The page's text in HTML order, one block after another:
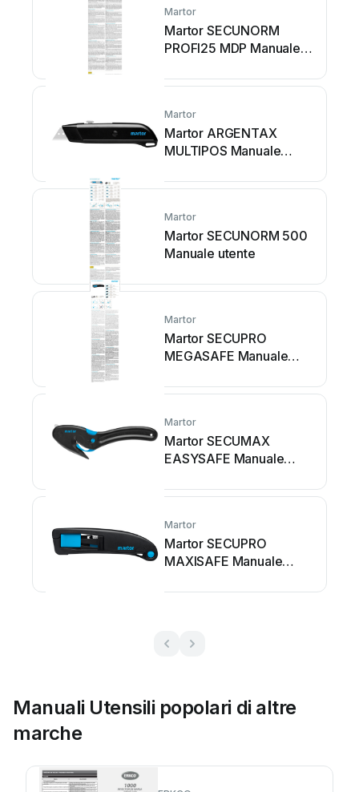
Martor
Martor SECUNORM
PROFI25 MDP Manuale
Martor
Martor ARGENTAX
MULTIPOS Manuale
Martor
Martor SECUNORM 500
Manuale utente
Martor
Martor SECUPRO
MEGASAFE Manuale
Martor
Martor SECUMAX
EASYSAFE Manuale
Martor
Martor SECUPRO
MAXISAFE Manuale
Manuali Utensili popolari di altre
marche